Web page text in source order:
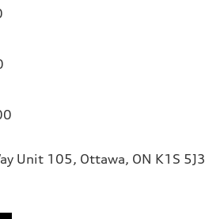
Unit 105, Ottawa, ON K1S 5J3